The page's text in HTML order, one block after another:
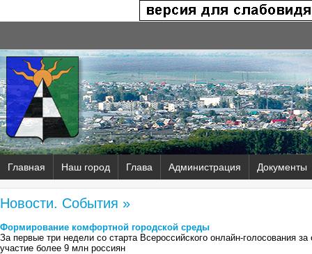
Главная Наш город Глава Администрация Документы
Новости. События »
Формирование комфортной городской среды
За первые три недели со старта Всероссийского онлайн-голосования
участие более 9 млн россиян